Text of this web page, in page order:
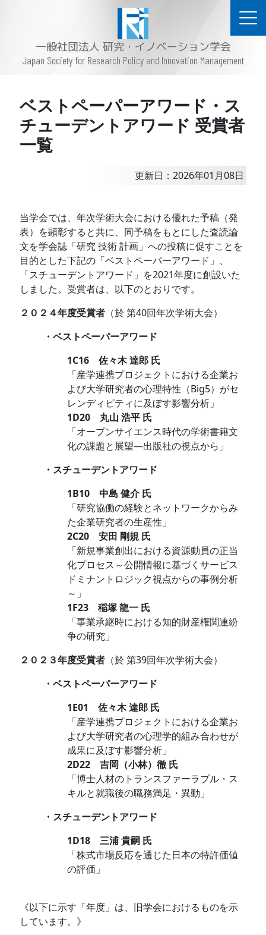
一般社団法人 研究・イノベーション学会
Japan Society for Research Policy and Innovation Management
ベストペーパーアワード・ス
チューデントアワード 受賞者
一覧
更新日：2026年01月08日
当学会では、年次学術大会における優れた予稿（発
表）を顕彰すると共に、同予稿をもとにした査読論
文を学会誌「研究 技術 計画」への投稿に促すことを
目的とした下記の「ベストペーパーアワード」、
「スチューデントアワード」を2021年度に創設いた
しました。受賞者は、以下のとおりです。
２０２４年度受賞者 （於 第40回年次学術大会）
・ベストペーパーアワード
1C16 佐々木 達郎 氏
「産学連携プロジェクトにおける企業お
よび大学研究者の心理特性（Big5）がセ
レンディピティに及ぼす影響分析」
1D20 丸山 浩平 氏
「オープンサイエンス時代の学術書籍文
化の課題と展望―出版社の視点から」
・スチューデントアワード
1B10 中島 健介 氏
「研究協働の経験とネットワークからみ
た企業研究者の生産性」
2C20 安田 剛規 氏
「新規事業創出における資源動員の正当
化プロセス～公開情報に基づくサービス
ドミナントロジック視点からの事例分析
～」
1F23 稲塚 龍一 氏
「事業承継時における知的財産権関連紛
争の研究」
２０２３年度受賞者 （於 第39回年次学術大会）
・ベストペーパーアワード
1E01 佐々木 達郎 氏
「産学連携プロジェクトにおける企業お
よび大学研究者の心理学的組み合わせが
成果に及ぼす影響分析」
2D22 吉岡（小林）徹 氏
「博士人材のトランスファーラブル・ス
キルと就職後の職務満足・異動」
・スチューデントアワード
1D18 三浦 貴嗣 氏
「株式市場反応を通じた日本の特許価値
の評価」
《以下に示す「年度」は、旧学会におけるものを示
しています。》